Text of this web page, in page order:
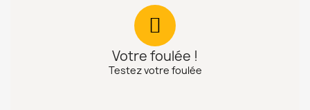
Votre foulée !
Testez votre foulée